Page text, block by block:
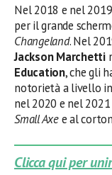
Nel 2018 e nel
per il grande
Changeland. Nel
Jackson Marchetti
Education, che gli
notorietà a livello
nel 2020 e nel
Small Axee al
Clicca qui per